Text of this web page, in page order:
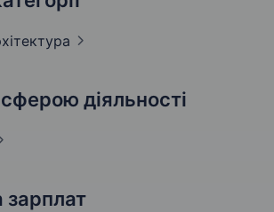
сферою діяльності
зарплат